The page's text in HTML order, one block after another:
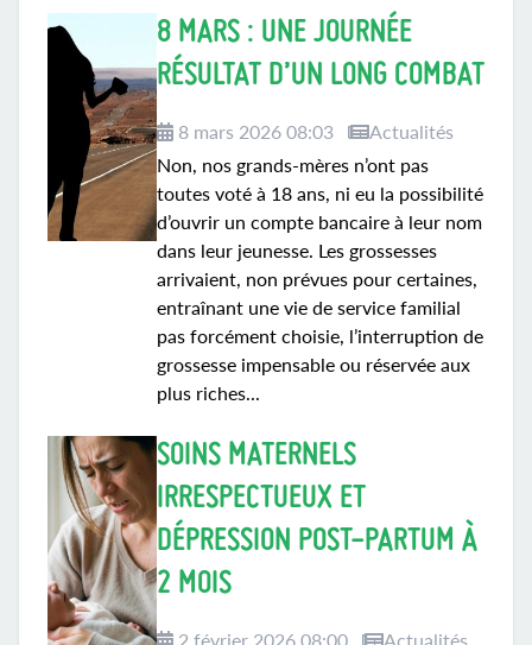
8 MARS : UNE JOURNÉE
RÉSULTAT D’UN LONG COMBAT
8 mars 2026 08:03
Actualités
Non, nos grands-mères n’ont pas
toutes voté à 18 ans, ni eu la possibilité
d’ouvrir un compte bancaire à leur nom
dans leur jeunesse. Les grossesses
arrivaient, non prévues pour certaines,
entraînant une vie de service familial
pas forcément choisie, l’interruption de
grossesse impensable ou réservée aux
plus riches...
SOINS MATERNELS
IRRESPECTUEUX ET
DÉPRESSION POST-PARTUM À
2 MOIS
2 février 2026 08:00 Actualités